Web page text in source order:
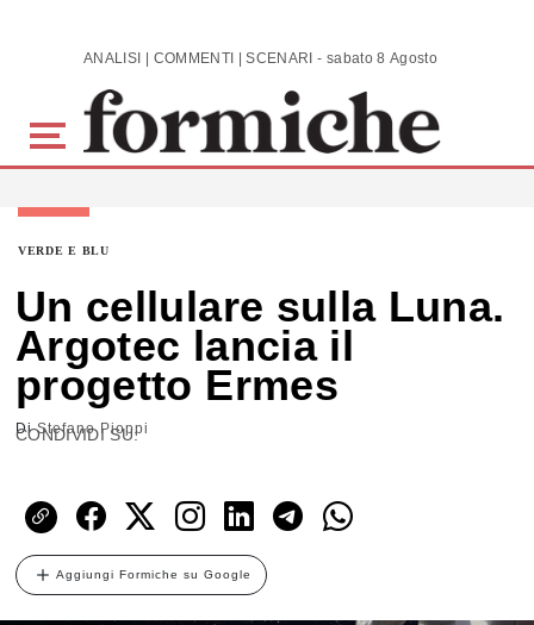
Skip to main content ANALISI | COMMENTI | SCENARI - sabato 8 Agosto 2026
VERDE E BLU
Un cellulare sulla Luna.
Argotec lancia il
progetto Ermes
DiStefano Pioppi
CONDIVIDI SU:
Aggiungi Formiche su Google